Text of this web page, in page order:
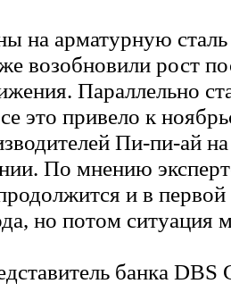
на арматурную
возобновили рост
Параллельно
это привело к
Пи-пи-ай
По мнению
и в
но потом ситуация
банка